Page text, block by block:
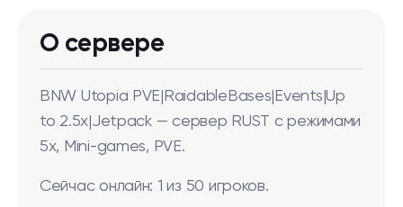
О сервере
BNW Utopia PVE|RaidableBases|Events|Up
to 2.5x|Jetpack — сервер RUST с режимами
5x, Mini-games, PVE.
Сейчас онлайн: 1 из 50 игроков.